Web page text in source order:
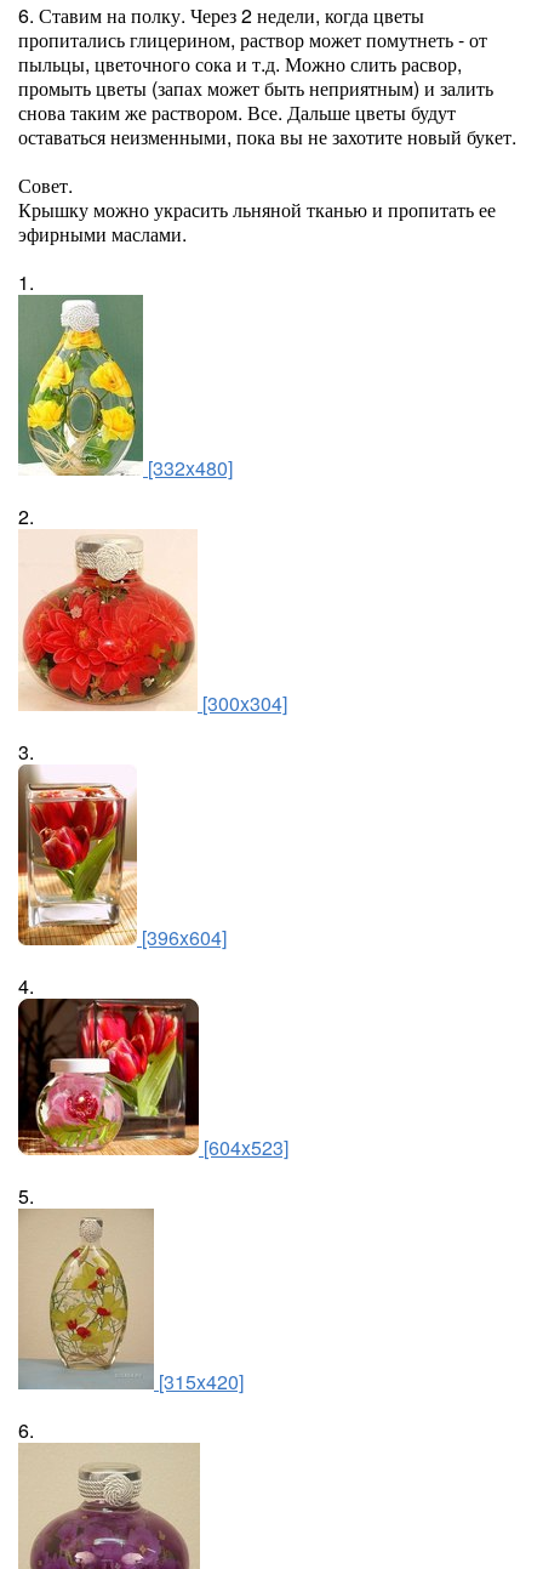
6. Ставим на полку. Через 2 недели, когда цветы
пропитались глицерином, раствор может помутнеть - от
пыльцы, цветочного сока и т.д. Можно слить расвор,
промыть цветы (запах может быть неприятным) и залить
снова таким же раствором. Все. Дальше цветы будут
оставаться неизменными, пока вы не захотите новый букет.
Совет.
Крышку можно украсить льняной тканью и пропитать ее
эфирными маслами.
1.
[332x480]
2.
[300x304]
3.
[396x604]
4.
[604x523]
5.
[315x420]
6.